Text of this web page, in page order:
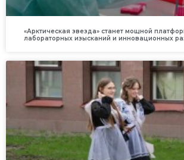
«Арктическая звезда» станет мощной
лабораторных изысканий и инновационных